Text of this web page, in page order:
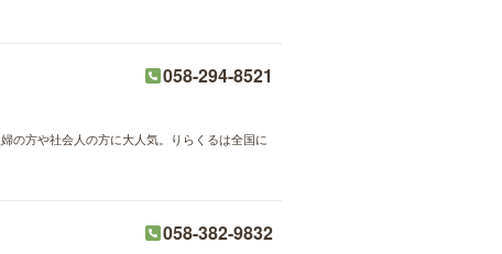
058-294-8521
の方や社会人の方に大人気。りらくるは全国に
058-382-9832